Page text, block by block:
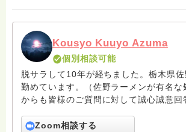
Kousyo Kuuyo Azuma
個別相談可能
脱サラして10年が経ちました。栃木県
勤めています。（佐野ラーメンが有名な
からも皆様のご質問に対して誠心誠意回
いと存じます。まだまだ修行中の身で
ろうかとは存じますが共に精進して参り
Zoom相談する